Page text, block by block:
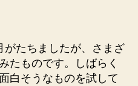
がたちましたが、さまざ
たものです。しばらく
白そうなものを試して